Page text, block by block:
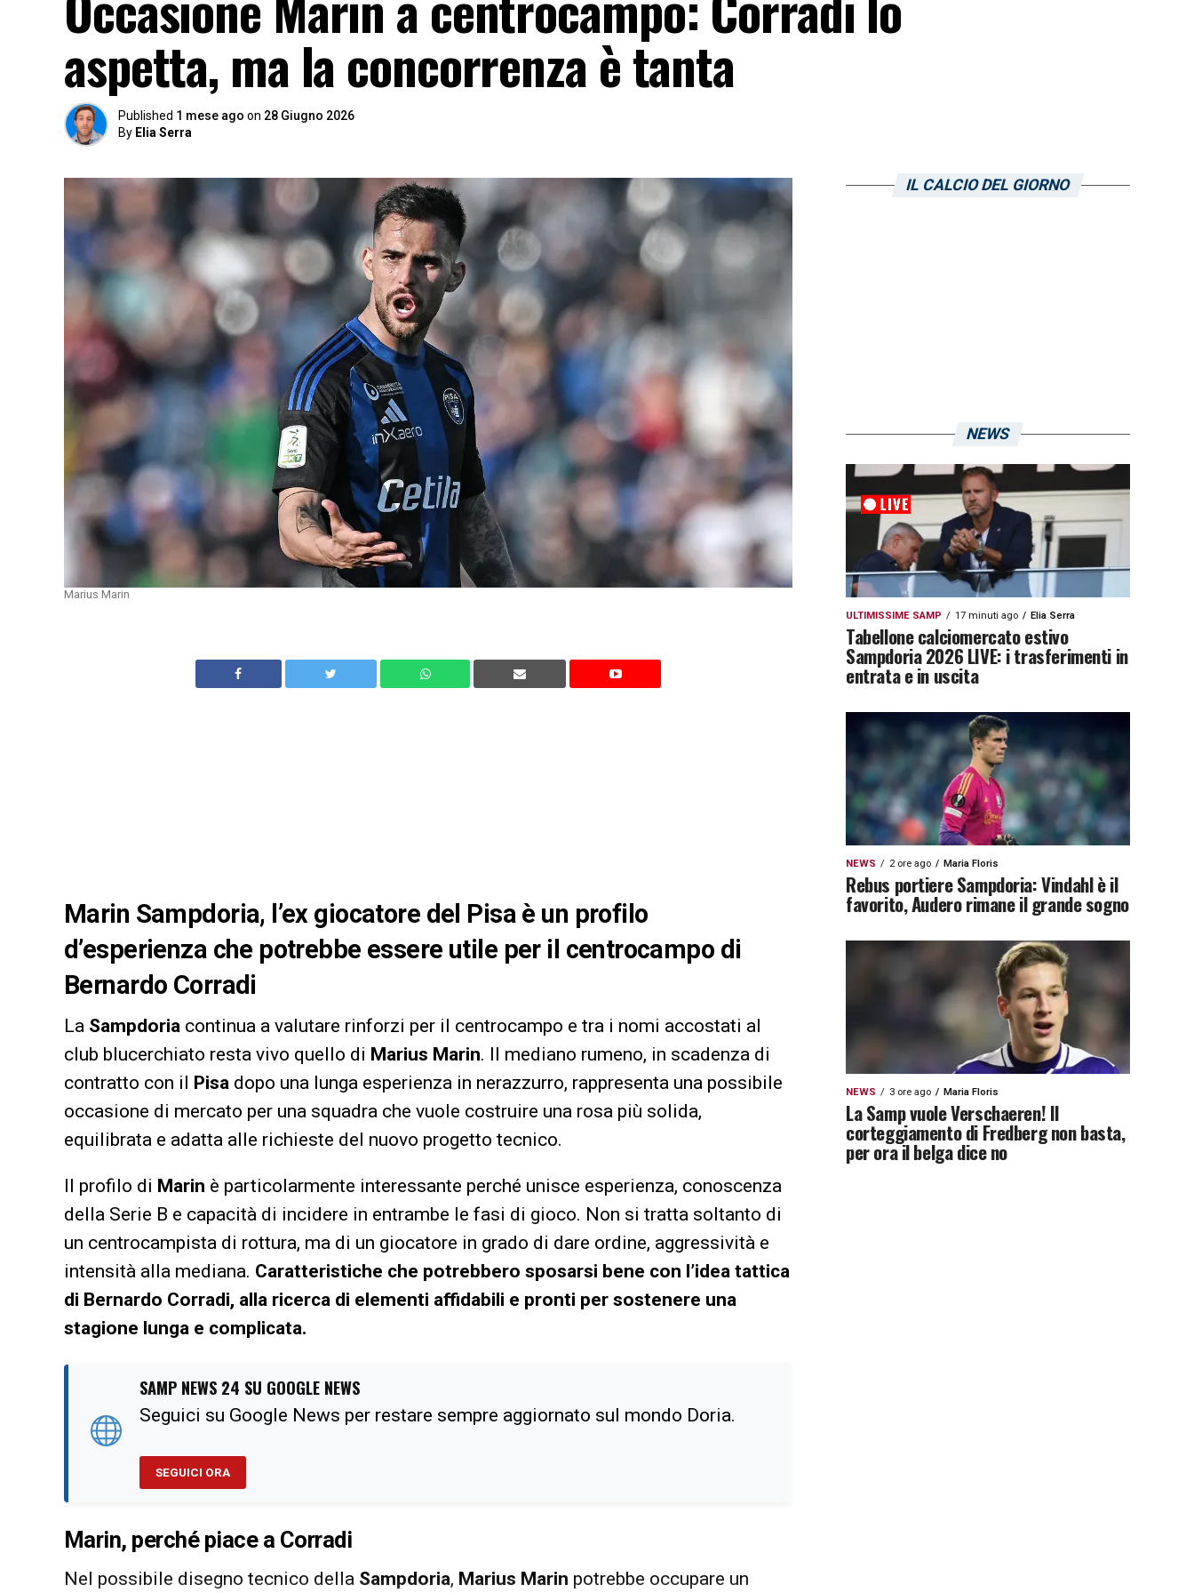
aspetta, ma la concorrenza è tanta
Published 1 mese ago on 28 Giugno 2026
By Elia Serra
Marius Marin
Marin Sampdoria, l’ex giocatore del Pisa è un profilo
d’esperienza che potrebbe essere utile per il centrocampo di
Bernardo Corradi
La Sampdoria continua a valutare rinforzi per il centrocampo e tra i nomi accostati al
club blucerchiato resta vivo quello di Marius Marin. Il mediano rumeno, in scadenza di
contratto con il Pisa dopo una lunga esperienza in nerazzurro, rappresenta una possibile
occasione di mercato per una squadra che vuole costruire una rosa più solida,
equilibrata e adatta alle richieste del nuovo progetto tecnico.
Il profilo di Marin è particolarmente interessante perché unisce esperienza, conoscenza
della Serie B e capacità di incidere in entrambe le fasi di gioco. Non si tratta soltanto di
un centrocampista di rottura, ma di un giocatore in grado di dare ordine, aggressività e
intensità alla mediana. Caratteristiche che potrebbero sposarsi bene con l’idea tattica
di Bernardo Corradi, alla ricerca di elementi affidabili e pronti per sostenere una
stagione lunga e complicata.
SAMP NEWS 24 SU GOOGLE NEWS
Seguici su Google News per restare sempre aggiornato sul mondo Doria.
SEGUICI ORA
Marin, perché piace a Corradi
Nel possibile disegno tecnico della Sampdoria, Marius Marin potrebbe occupare un
IL CALCIO DEL GIORNO
NEWS
ULTIMISSIME SAMP 17 minuti ago Elia Serra
Tabellone calciomercato estivo
Sampdoria 2026 LIVE: i trasferimenti in
entrata e in uscita
NEWS 2 ore ago Maria Floris
Rebus portiere Sampdoria: Vindahl è il
favorito, Audero rimane il grande sogno
NEWS 3 ore ago Maria Floris
La Samp vuole Verschaeren! Il
corteggiamento di Fredberg non basta,
per ora il belga dice no